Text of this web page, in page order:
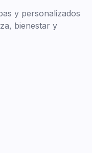
y personalizados
bienestar y